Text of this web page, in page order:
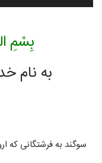
بِسْمِ
به نام
سوگند به فرشتگانی که